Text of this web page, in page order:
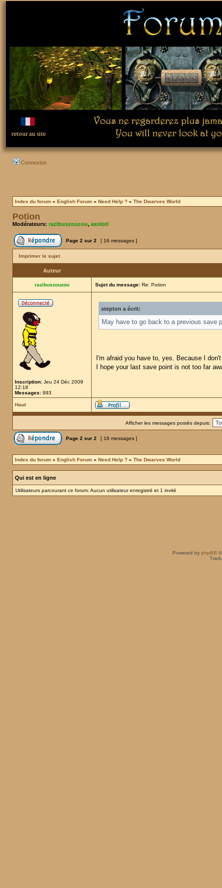
Connexion
Index du forum » English Forum » Need Help ? » The Dwarves World
Potion
Modérateurs: razibuszouzou, axolotl
Page 2 sur 2 [ 16 messages ]
Imprimer le sujet
Auteur
razibuszouzou Sujet du message: Re: Potion
Inscription: Jeu 24 Déc 2009
12:18
Messages: 993
stepton a écrit:
May have to go back to a previous save
I'm afraid you have to, yes. Because I
I hope your last save point is not too far
Haut
Afficher les messages postés depuis:
Page 2 sur 2 [ 16 messages ]
Index du forum » English Forum » Need Help ? » The Dwarves World
Qui est en ligne
Utilisateurs parcourant ce forum: Aucun utilisateur enregistré et 1 invité
Powered by phpBB